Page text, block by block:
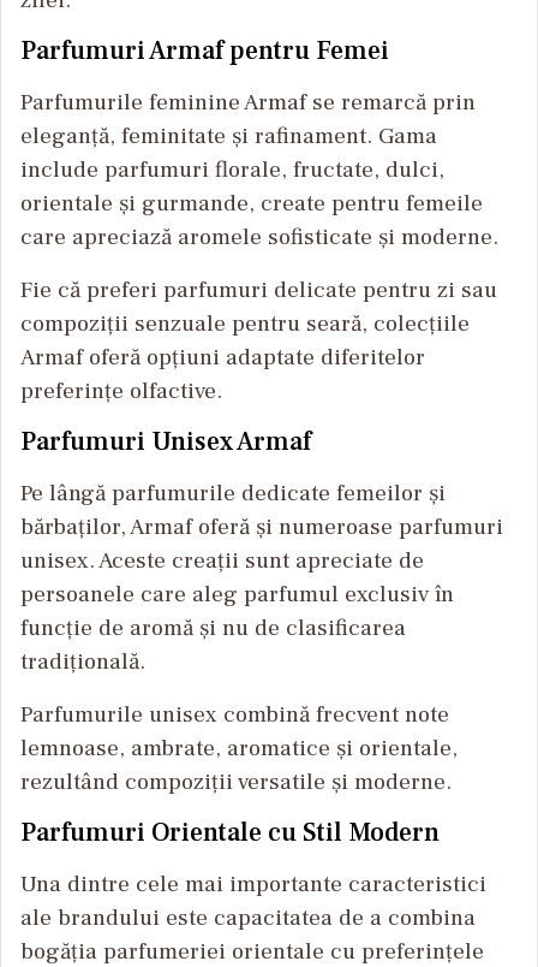
Parfumuri Armaf pentru Femei
Parfumurile feminine Armaf se remarcă prin
eleganță, feminitate și rafinament. Gama
include parfumuri florale, fructate, dulci,
orientale și gurmande, create pentru femeile
care apreciază aromele sofisticate și moderne.
Fie că preferi parfumuri delicate pentru zi sau
compoziții senzuale pentru seară, colecțiile
Armaf oferă opțiuni adaptate diferitelor
preferințe olfactive.
Parfumuri Unisex Armaf
Pe lângă parfumurile dedicate femeilor și
bărbaților, Armaf oferă și numeroase parfumuri
unisex. Aceste creații sunt apreciate de
persoanele care aleg parfumul exclusiv în
funcție de aromă și nu de clasificarea
tradițională.
Parfumurile unisex combină frecvent note
lemnoase, ambrate, aromatice și orientale,
rezultând compoziții versatile și moderne.
Parfumuri Orientale cu Stil Modern
Una dintre cele mai importante caracteristici
ale brandului este capacitatea de a combina
bogăția parfumeriei orientale cu preferințele